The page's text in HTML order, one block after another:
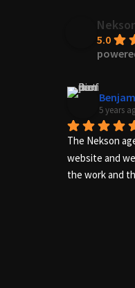
5.0
5 years
The Nekson
website and
the work and